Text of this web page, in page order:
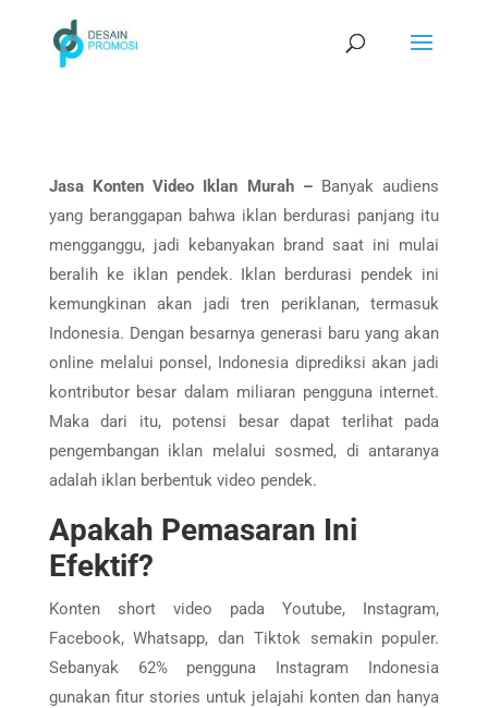
Jasa Konten Video Iklan Murah – Banyak audiens
yang beranggapan bahwa iklan berdurasi panjang itu
mengganggu, jadi kebanyakan brand saat ini mulai
beralih ke iklan pendek. Iklan berdurasi pendek ini
kemungkinan akan jadi tren periklanan, termasuk
Indonesia. Dengan besarnya generasi baru yang akan
online melalui ponsel, Indonesia diprediksi akan jadi
kontributor besar dalam miliaran pengguna internet.
Maka dari itu, potensi besar dapat terlihat pada
pengembangan iklan melalui sosmed, di antaranya
adalah iklan berbentuk video pendek.
Apakah Pemasaran Ini
Efektif?
Konten short video pada Youtube, Instagram,
Facebook, Whatsapp, dan Tiktok semakin populer.
Sebanyak 62% pengguna Instagram Indonesia
gunakan fitur stories untuk jelajahi konten dan hanya